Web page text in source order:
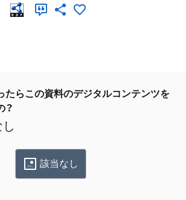
たらこの資料のデジタルコンテンツを
？
該当なし